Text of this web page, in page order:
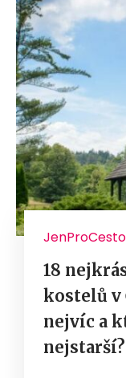
18
kostelů v
nejvíc a
nejstarší?